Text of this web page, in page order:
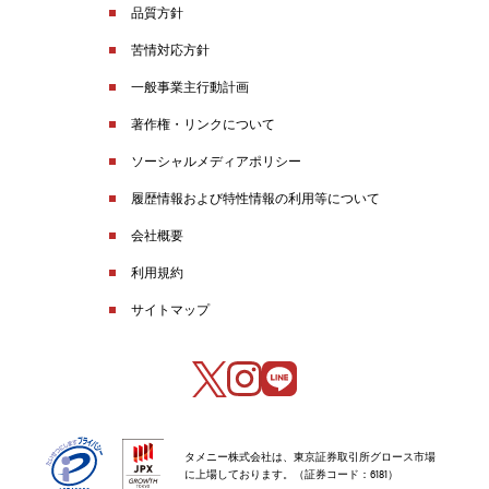
品質方針
苦情対応方針
一般事業主行動計画
著作権・リンクについて
ソーシャルメディアポリシー
履歴情報および特性情報の利用等について
会社概要
利用規約
サイトマップ
タメニー株式会社は、東京証券取引所グロース市場
に上場しております。（証券コード：6181）